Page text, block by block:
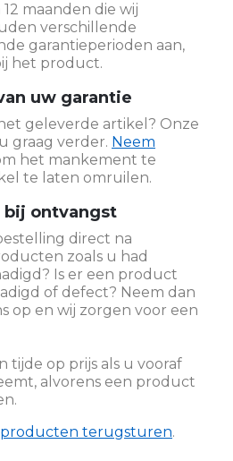
maanden die wij
verschillende
garantieperioden aan,
het product.
uw garantie
geleverde artikel? Onze
graag verder. Neem
het mankement te
te laten omruilen.
bij ontvangst
direct na
zoals u had
Is er een product
of defect? Neem dan
op en wij zorgen voor een
tijde op prijs als u vooraf
alvorens een product
producten terugsturen.